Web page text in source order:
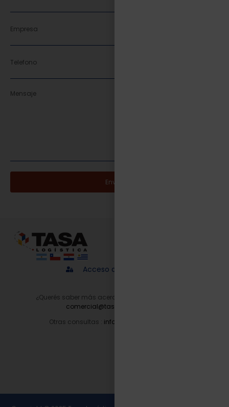
Enviar
Acceso a proveedores
¿Querés saber más acerca de nuestros servicios?
comercial@tasalogistica.com
Otras consultas : info@tasalogistica.com